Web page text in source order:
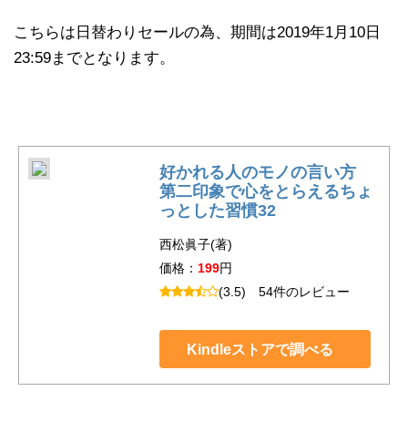
こちらは日替わりセールの為、期間は2019年1月10日
23:59までとなります。
好かれる人のモノの言い方
第二印象で心をとらえるちょ
っとした習慣32
西松眞子(著)
価格： 199円
(3.5) 54件のレビュー
Kindleストアで調べる